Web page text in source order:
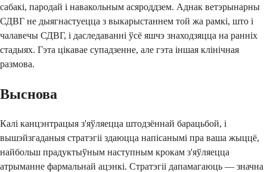
сабакі, пародай і навакольным асяроддзем. Аднак ветэрынарны
СДВГ не дыягнастуецца з выкарыстаннем той жа рамкі, што і
чалавечы СДВГ, і даследаванні ўсё яшчэ знаходзяцца на ранніх
стадыях. Гэта цікавае супадзенне, але гэта іншая клінічная
размова.
Выснова
Калі канцэнтрацыя з'яўляецца штодзённай барацьбой, і
вышэйзгаданыя стратэгіі здаюцца напісанымі пра ваша жыццё,
найбольш прадуктыўным наступным крокам з'яўляецца
атрыманне фармальнай ацэнкі. Стратэгіі дапамагаюць — значна